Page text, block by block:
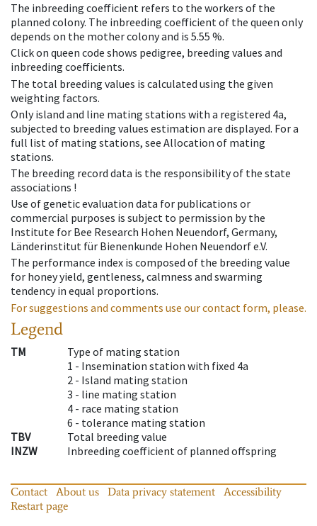
The inbreeding coefficient refers to the workers of the
planned colony. The inbreeding coefficient of the queen only
depends on the mother colony and is 5.55 %.
Click on queen code shows pedigree, breeding values and
inbreeding coefficients.
The total breeding values is calculated using the given
weighting factors.
Only island and line mating stations with a registered 4a,
subjected to breeding values estimation are displayed. For a
full list of mating stations, see Allocation of mating
stations.
The breeding record data is the responsibility of the state
associations !
Use of genetic evaluation data for publications or
commercial purposes is subject to permission by the
Institute for Bee Research Hohen Neuendorf, Germany,
Länderinstitut für Bienenkunde Hohen Neuendorf e.V.
The performance index is composed of the breeding value
for honey yield, gentleness, calmness and swarming
tendency in equal proportions.
For suggestions and comments use our contact form, please.
Legend
TM
Type of mating station
1 - Insemination station with fixed 4a
2 - Island mating station
3 - line mating station
4 - race mating station
6 - tolerance mating station
TBV
Total breeding value
INZW
Inbreeding coefficient of planned offspring
Contact About us Data privacy statement
Accessibility
Restart page